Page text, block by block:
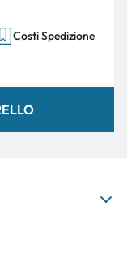
Costi Spedizione